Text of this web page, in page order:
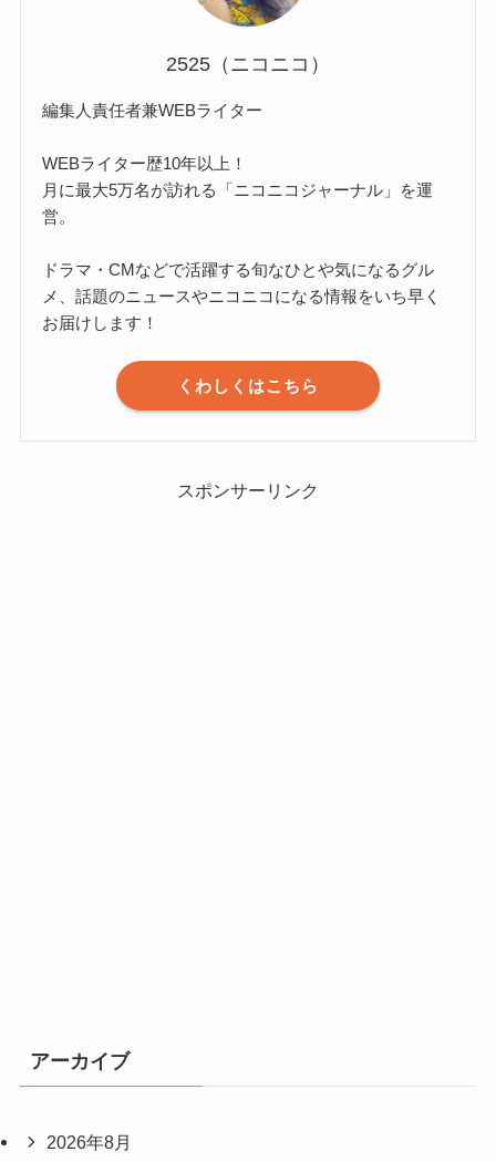
2525（ニコニコ）
編集人責任者兼WEBライター
WEBライター歴10年以上！
月に最大5万名が訪れる「ニコニコジャーナル」を運
営。
ドラマ・CMなどで活躍する旬なひとや気になるグル
メ、話題のニュースやニコニコになる情報をいち早く
お届けします！
くわしくはこちら
スポンサーリンク
アーカイブ
2026年8月